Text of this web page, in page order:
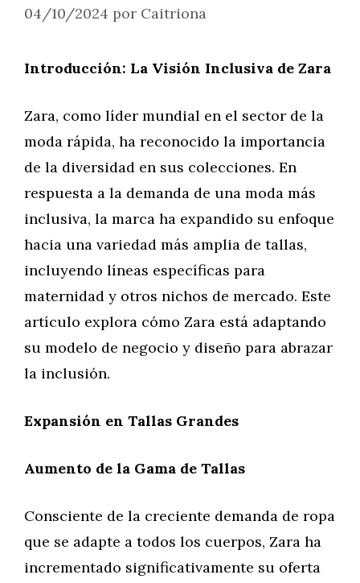
04/10/2024 por Caitriona
Introducción: La Visión Inclusiva de Zara
Zara, como líder mundial en el sector de la
moda rápida, ha reconocido la importancia
de la diversidad en sus colecciones. En
respuesta a la demanda de una moda más
inclusiva, la marca ha expandido su enfoque
hacia una variedad más amplia de tallas,
incluyendo líneas específicas para
maternidad y otros nichos de mercado. Este
artículo explora cómo Zara está adaptando
su modelo de negocio y diseño para abrazar
la inclusión.
Expansión en Tallas Grandes
Aumento de la Gama de Tallas
Consciente de la creciente demanda de ropa
que se adapte a todos los cuerpos, Zara ha
incrementado significativamente su oferta